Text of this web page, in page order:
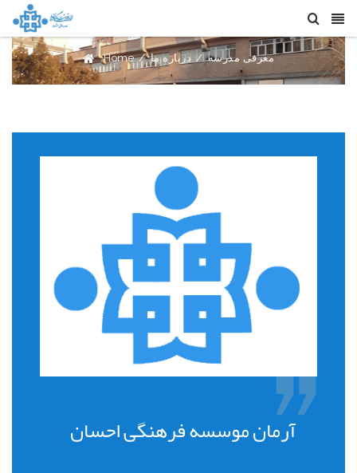
Home / معرفی مدرسه / درباره ما
آرمان موسسه فرهنگی احسان